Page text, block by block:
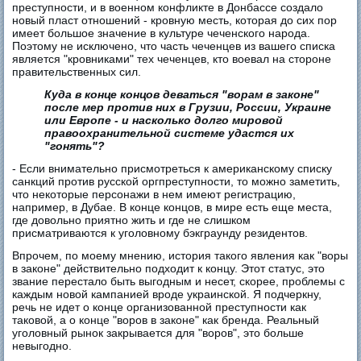
преступности, и в военном конфликте в Донбассе создало
новый пласт отношений - кровную месть, которая до сих пор
имеет большое значение в культуре чеченского народа.
Поэтому не исключено, что часть чеченцев из вашего списка
является "кровниками" тех чеченцев, кто воевал на стороне
правительственных сил.
Куда в конце концов деваться "ворам в законе"
после мер против них в Грузии, России, Украине
или Европе - и насколько долго мировой
правоохранительной системе удастся их
"гонять"?
- Если внимательно присмотреться к американскому списку
санкций против русской оргпреступности, то можно заметить,
что некоторые персонажи в нем имеют регистрацию,
например, в Дубае. В конце концов, в мире есть еще места,
где довольно приятно жить и где не слишком
присматриваются к уголовному бэкграунду резидентов.
Впрочем, по моему мнению, история такого явления как "воры
в законе" действительно подходит к концу. Этот статус, это
звание перестало быть выгодным и несет, скорее, проблемы с
каждым новой кампанией вроде украинской. Я подчеркну,
речь не идет о конце организованной преступности как
таковой, а о конце "воров в законе" как бренда. Реальный
уголовный рынок закрывается для "воров", это больше
невыгодно.